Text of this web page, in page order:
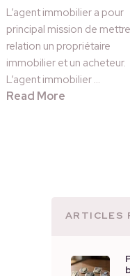
L’agent immobilier a pour
principal mission de
relation un propriétaire
immobilier et un acheteur.
L’agent immobilier …
Read More
ARTICLES